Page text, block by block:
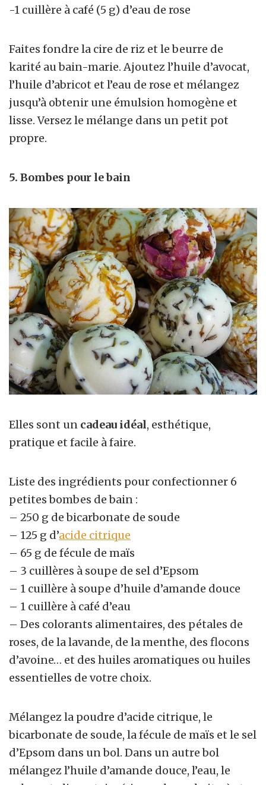
-1 cuillère à café (5 g) d’eau de rose
Faites fondre la cire de riz et le beurre de
karité au bain-marie. Ajoutez l’huile d’avocat,
l’huile d’abricot et l’eau de rose et mélangez
jusqu’à obtenir une émulsion homogène et
lisse. Versez le mélange dans un petit pot
propre.
5. Bombes pour le bain
Elles sont un cadeau idéal, esthétique,
pratique et facile à faire.
Liste des ingrédients pour confectionner 6
petites bombes de bain :
– 250 g de bicarbonate de soude
– 125 g d’acide citrique
– 65 g de fécule de maïs
– 3 cuillères à soupe de sel d’Epsom
– 1 cuillère à soupe d’huile d’amande douce
– 1 cuillère à café d’eau
– Des colorants alimentaires, des pétales de
roses, de la lavande, de la menthe, des flocons
d’avoine… et des huiles aromatiques ou huiles
essentielles de votre choix.
Mélangez la poudre d’acide citrique, le
bicarbonate de soude, la fécule de maïs et le sel
d’Epsom dans un bol. Dans un autre bol
mélangez l’huile d’amande douce, l’eau, le